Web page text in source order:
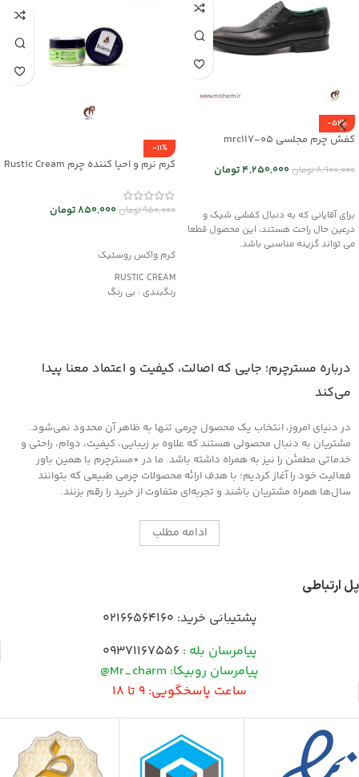
-52%
کفش چرم مجلسی mrc117-05
8,900,000تومان4,250,000تومان
برای آقایانی که به دنبال کفشی شیک و
درعین حال راحت هستند، این محصول قطعا
می تواند گزینه مناسبی باشد.
-11%
کرم نرم و احیا کننده چرم Rustic Cream
950,000تومان850,000تومان
کرم واکس روستیک
RUSTIC CREAM
رنگبندی : بی رنگ
مناسب کیف و کفش، پوشاک و مبلمان
درباره مسترچرم؛ جایی که اصالت، کیفیت و اعتماد معنا پیدا
می‌کند
در دنیای امروز، انتخاب یک محصول چرمی تنها به ظاهر آن محدود نمی‌شود.
مشتریان به دنبال محصولی هستند که علاوه بر زیبایی، کیفیت، دوام، راحتی و
خدماتی مطمئن را نیز به همراه داشته باشد. ما در *مسترچرم با همین باور
فعالیت خود را آغاز کردیم؛ با هدف ارائه محصولات چرمی طبیعی که بتوانند
سال‌ها همراه مشتریان باشند و تجربه‌ای متفاوت از خرید را رقم بزنند.
ادامه مطلب
پل ارتباطی
پشتیبانی خرید: 02166564160
پیامرسان بله : 09371167556
پیامرسان روبیکا: Mr_charm@
ساعت پاسخگویی: 9 تا 18